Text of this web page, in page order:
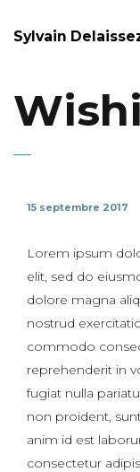
Sylvain
15 septembre 2017
Lorem ipsum
elit, sed do
dolore magna
nostrud
commodo
reprehenderit in
fugiat nulla
non proident,
anim id est
consectetur